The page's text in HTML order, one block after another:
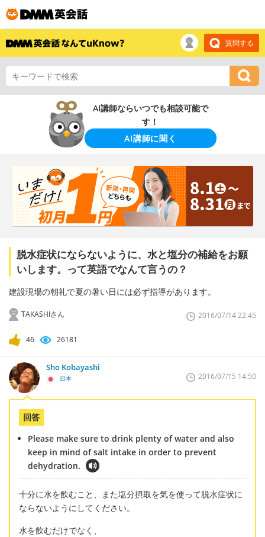
質問する
AI講師ならいつでも相談可能で
す！
AI講師に聞く
脱水症状にならないように、水と塩分の補給をお願
いします。って英語でなんて言うの？
建設現場の朝礼で夏の暑い日には必ず指導があります。
TAKASHIさん 2016/07/14 22:45
46 26181
Sho Kobayashi
日本 2016/07/15 14:50
回答
Please make sure to drink plenty of water and also
keep in mind of salt intake in order to prevent
dehydration.
十分に水を飲むこと、また塩分摂取を気を使って脱水症状に
ならないようにしてください。
水を飲むだけでなく、